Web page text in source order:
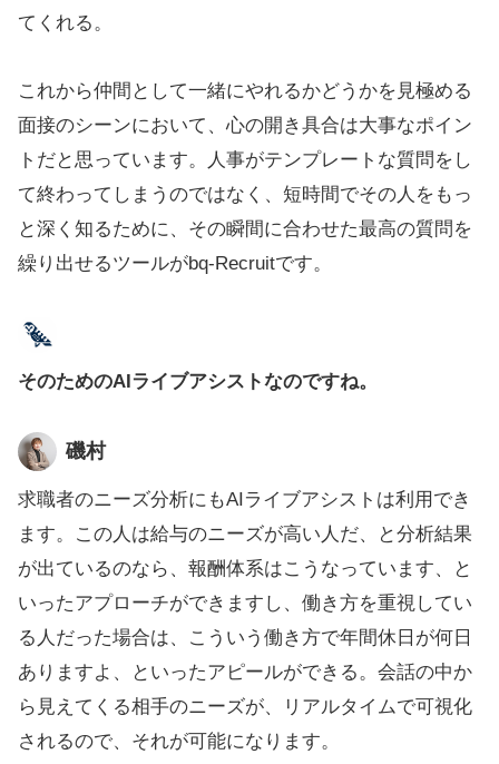
てくれる。
これから仲間として一緒にやれるかどうかを見極める
面接のシーンにおいて、心の開き具合は大事なポイン
トだと思っています。人事がテンプレートな質問をし
て終わってしまうのではなく、短時間でその人をもっ
と深く知るために、その瞬間に合わせた最高の質問を
繰り出せるツールがbq-Recruitです。
そのためのAIライブアシストなのですね。
磯村
求職者のニーズ分析にもAIライブアシストは利用でき
ます。この人は給与のニーズが高い人だ、と分析結果
が出ているのなら、報酬体系はこうなっています、と
いったアプローチができますし、働き方を重視してい
る人だった場合は、こういう働き方で年間休日が何日
ありますよ、といったアピールができる。会話の中か
ら見えてくる相手のニーズが、リアルタイムで可視化
されるので、それが可能になります。